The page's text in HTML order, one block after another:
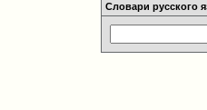
Словари русского